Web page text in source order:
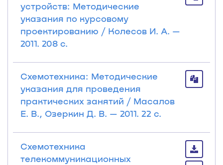
устройств: Методические
указания по курсовому
проектированию / Колесов И. А. —
2011. 208 с.
Схемотехника: Методические
указания для проведения
практических занятий / Масалов
Е. В., Озеркин Д. В. — 2011. 22 с.
Схемотехника
телекоммуникационных